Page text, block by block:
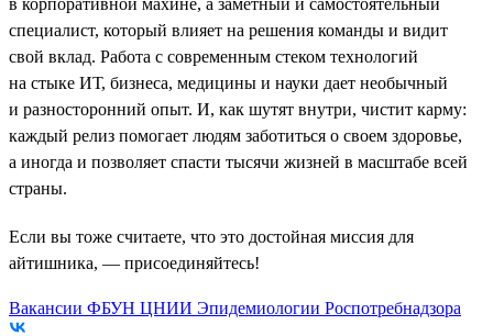
специалист, который влияет на решения команды и видит
свой вклад. Работа с современным стеком технологий
на стыке ИТ, бизнеса, медицины и науки дает необычный
и разносторонний опыт. И, как шутят внутри, чистит карму:
каждый релиз помогает людям заботиться о своем здоровье,
а иногда и позволяет спасти тысячи жизней в масштабе всей
страны.
Если вы тоже считаете, что это достойная миссия для
айтишника, — присоединяйтесь!
Вакансии ФБУН ЦНИИ Эпидемиологии Роспотребнадзора